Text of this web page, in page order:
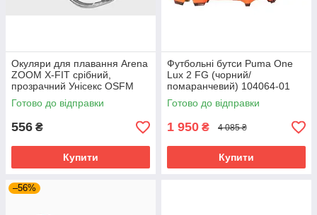
Окуляри для плавання Arena
ZOOM X-FIT срібний,
прозрачний Унісекс OSFM
92404-011
Готово до відправки
556 ₴
Купити
Футбольні бутси Puma One
Lux 2 FG (чорний/
помаранчевий) 104064-01
Розмір EU: 44
Готово до відправки
1 950 ₴ 4 085 ₴
Купити
–56%